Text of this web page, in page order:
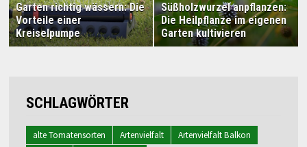
Garten richtig wässern: Die
Vorteile einer
Kreiselpumpe
Süßholzwurzel anpflanzen:
Die Heilpflanze im eigenen
Garten kultivieren
SCHLAGWÖRTER
alte Tomatensorten Artenvielfalt
Artenvielfalt Balkon